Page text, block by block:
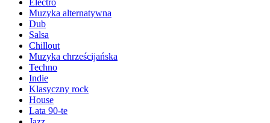
Electro
Muzyka alternatywna
Dub
Salsa
Chillout
Muzyka chrześcijańska
Techno
Indie
Klasyczny rock
House
Lata 90-te